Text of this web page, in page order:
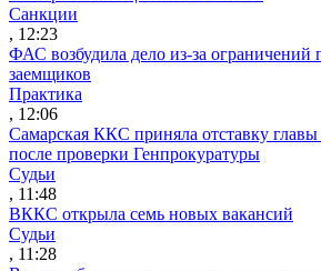
Санкции
, 12:23
ФАС возбудила дело из-за ограничений
заемщиков
Практика
, 12:06
Самарская ККС приняла отставку
после проверки Генпрокуратуры
Судьи
, 11:48
ВККС открыла семь новых вакансий
Судьи
, 11:28